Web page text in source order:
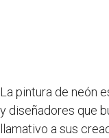
La pintura de neón
y diseñadores que
llamativo a sus